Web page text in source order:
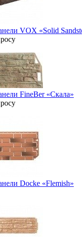
VOX «Solid
FineBer «Скала»
Docke «Flemish»